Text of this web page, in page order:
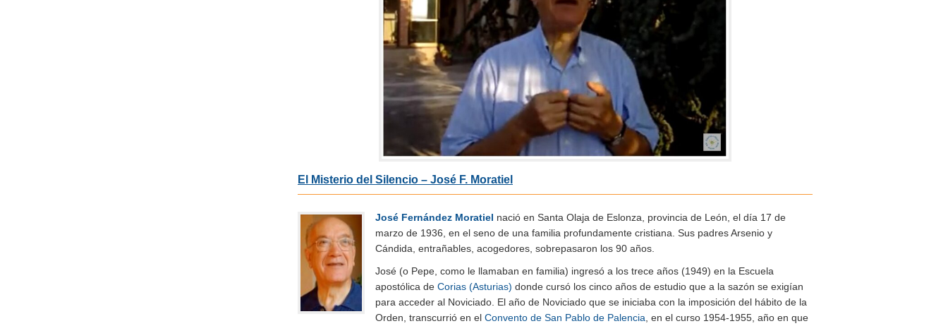
El Misterio del Silencio – José F. Moratiel
José Fernández Moratiel nació en Santa Olaja de Eslonza, provincia de León, el día 17 de
marzo de 1936, en el seno de una familia profundamente cristiana. Sus padres Arsenio y
Cándida, entrañables, acogedores, sobrepasaron los 90 años.
José (o Pepe, como le llamaban en familia) ingresó a los trece años (1949) en la Escuela
apostólica de Corias (Asturias) donde cursó los cinco años de estudio que a la sazón se exigían
para acceder al Noviciado. El año de Noviciado que se iniciaba con la imposición del hábito de la
Orden, transcurrió en el Convento de San Pablo de Palencia , en el curso 1954-1955, año en que